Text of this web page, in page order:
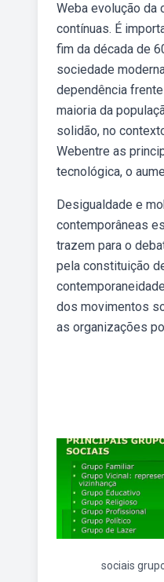
Weba evolução da
contínuas. É
fim da década de
sociedade
dependência
maioria da
solidão, no
Webentre as
tecnológica, o
Desigualdade e
contemporâneas
trazem para o
pela constituição
dos movimentos
as organizações
sociais